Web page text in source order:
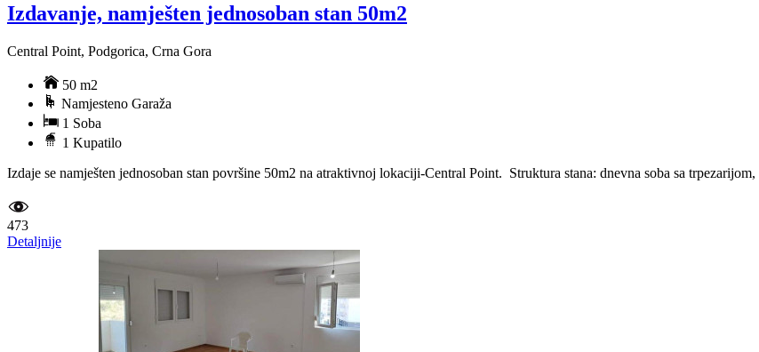
Izdavanje, namješten jednosoban stan 50m2
Central Point, Podgorica, Crna Gora
50 m2
Namjesteno Garaža
1 Soba
1 Kupatilo
Izdaje se namješten jednosoban stan površine 50m2 na atraktivnoj lokaciji-Central Point. Struktura stana: dnevna soba sa
473
Detaljnije